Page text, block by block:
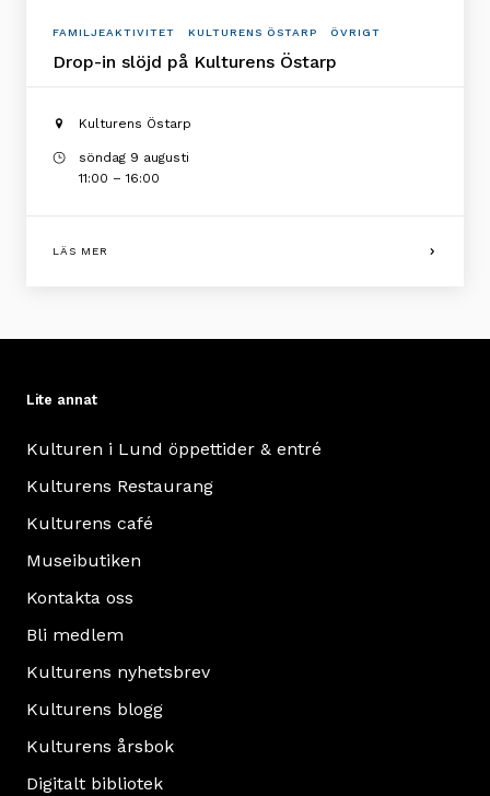
FAMILJEAKTIVITET KULTURENS ÖSTARP ÖVRIGT
Drop-in slöjd på Kulturens Östarp
Kulturens Östarp
söndag 9 augusti
11:00 – 16:00
LÄS MER
Lite annat
Kulturen i Lund öppettider & entré
Kulturens Restaurang
Kulturens café
Museibutiken
Kontakta oss
Bli medlem
Kulturens nyhetsbrev
Kulturens blogg
Kulturens årsbok
Digitalt bibliotek